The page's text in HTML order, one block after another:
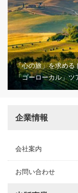
「心の旅」を求め
「ゴーローカル」
企業情報
会社案内
お問い合わせ